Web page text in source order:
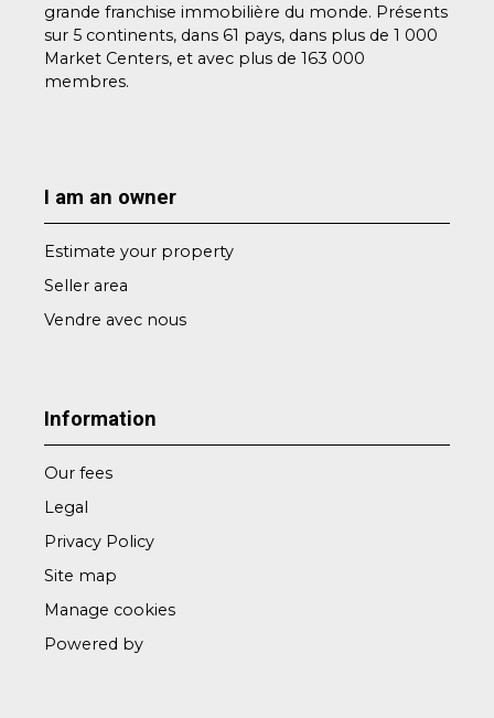
grande franchise immobilière du monde. Présents
sur 5 continents, dans 61 pays, dans plus de 1 000
Market Centers, et avec plus de 163 000
membres.
I am an owner
Estimate your property
Seller area
Vendre avec nous
Information
Our fees
Legal
Privacy Policy
Site map
Manage cookies
Powered by